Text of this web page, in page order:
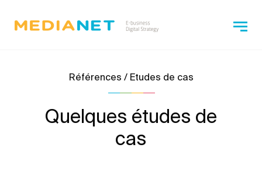
Références / Etudes de cas
Quelques études de
cas